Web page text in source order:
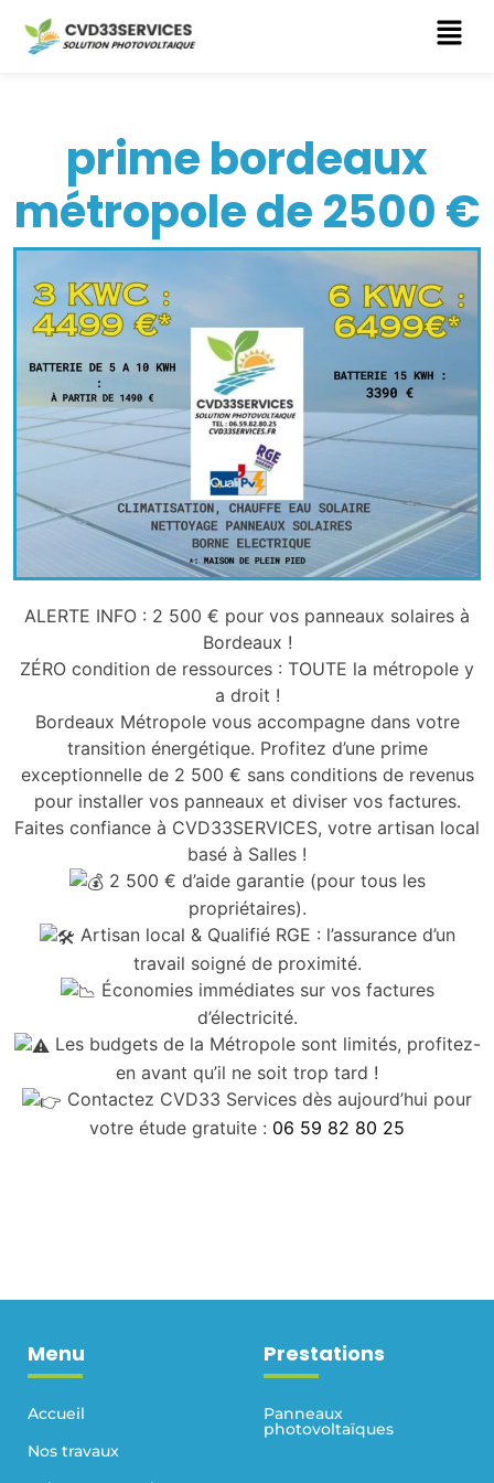
prime bordeaux
métropole de 2500 €
ALERTE INFO : 2 500 € pour vos panneaux solaires à
Bordeaux !
ZÉRO condition de ressources : TOUTE la métropole y
a droit !
Bordeaux Métropole vous accompagne dans votre
transition énergétique. Profitez d’une prime
exceptionnelle de 2 500 € sans conditions de revenus
pour installer vos panneaux et diviser vos factures.
Faites confiance à CVD33SERVICES, votre artisan local
basé à Salles !
2 500 € d’aide garantie (pour tous les
propriétaires).
Artisan local & Qualifié RGE : l’assurance d’un
travail soigné de proximité.
Économies immédiates sur vos factures
d’électricité.
Les budgets de la Métropole sont limités, profitez-
en avant qu’il ne soit trop tard !
Contactez CVD33 Services dès aujourd’hui pour
votre étude gratuite : 06 59 82 80 25
Menu
Accueil
Nos travaux
Prestations
Panneaux
photovoltaïques